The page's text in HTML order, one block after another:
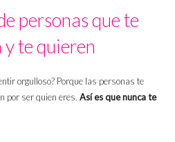
personas que te
y te quieren
orgulloso? Porque las personas te
por ser quien eres. Así es que nunca te